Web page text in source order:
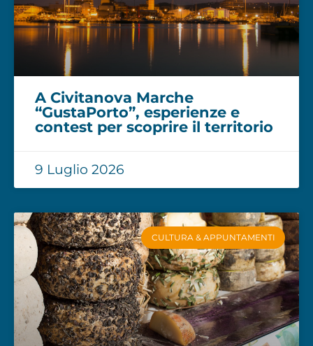
A Civitanova Marche
“GustaPorto”, esperienze e
contest per scoprire il territorio
9 Luglio 2026
CULTURA & APPUNTAMENTI